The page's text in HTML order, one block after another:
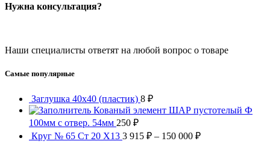
Нужна консультация?
Наши специалисты ответят на любой вопрос о товаре
Самые популярные
Заглушка 40х40 (пластик) 8 ₽
Кованый элемент ШАР пустотелый Ф
100мм с отвер. 54мм 250 ₽
Круг № 65 Ст 20 Х13 3 915 ₽ – 150 000 ₽